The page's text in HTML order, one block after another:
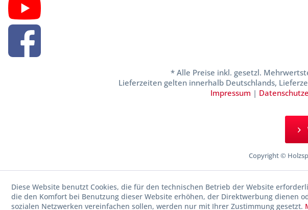
* Alle Preise inkl. gesetzl.
Lieferzeiten gelten innerhalb Deutschlands,
Impressum |
Copyright ©
Diese Website benutzt Cookies, die für den technischen Betrieb der Website
die den Komfort bei Benutzung dieser Website erhöhen, der Direktwerbung dienen
sozialen Netzwerken vereinfachen sollen, werden nur mit Ihrer Zustimmung gesetzt.